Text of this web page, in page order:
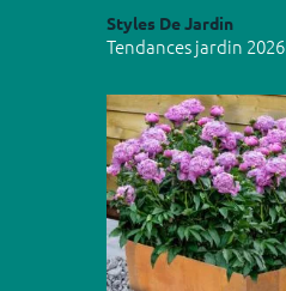
Styles De Jardin
Tendances jardin 2026